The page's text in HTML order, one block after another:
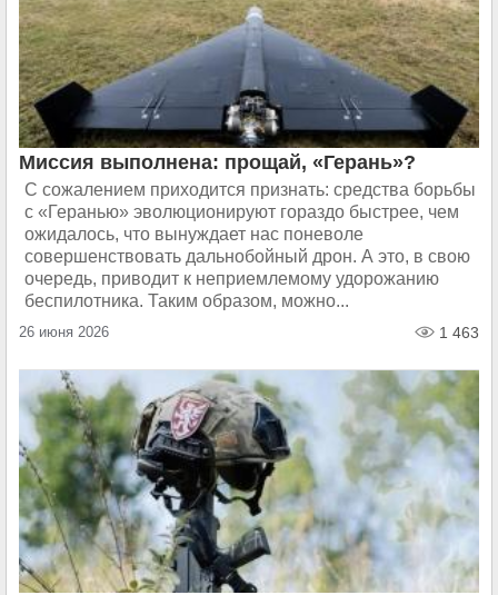
Миссия выполнена: прощай, «Герань»?
С сожалением приходится признать: средства борьбы
с «Геранью» эволюционируют гораздо быстрее, чем
ожидалось, что вынуждает нас поневоле
совершенствовать дальнобойный дрон. А это, в свою
очередь, приводит к неприемлемому удорожанию
беспилотника. Таким образом, можно...
26 июня 2026 1 463